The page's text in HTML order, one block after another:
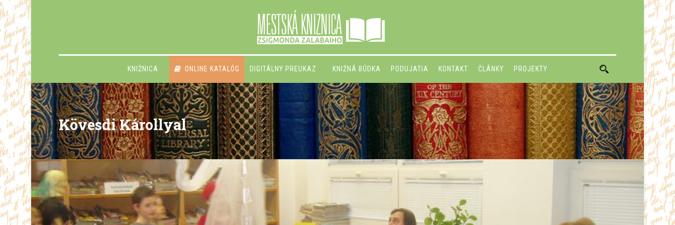
KNIŽNICA ONLINE KATALÓG DIGITÁLNY PREUKAZ KNIŽNÁ BÚDKA PODUJATIA KONTAKT ČLÁNKY PROJEKTY
Kövesdi Károllyal